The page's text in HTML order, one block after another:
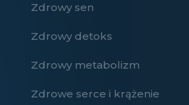
Zdrowy sen
Zdrowy detoks
Zdrowy metabolizm
Zdrowe serce i krążenie